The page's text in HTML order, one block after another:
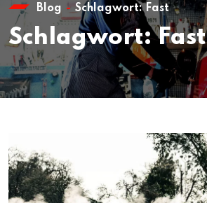
Blog Schlagwort: Fast
Schlagwort:Fast